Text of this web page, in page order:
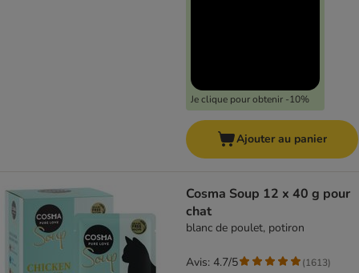
Je clique pour obtenir -10%
Ajouter au panier
Cosma Soup 12 x 40 g pour
chat
blanc de poulet, potiron
Avis: 4.7/5 (1613)